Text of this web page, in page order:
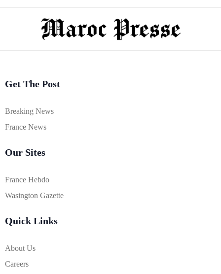
Get The Post
Breaking News
France News
Our Sites
France Hebdo
Wasington Gazette
Quick Links
About Us
Careers